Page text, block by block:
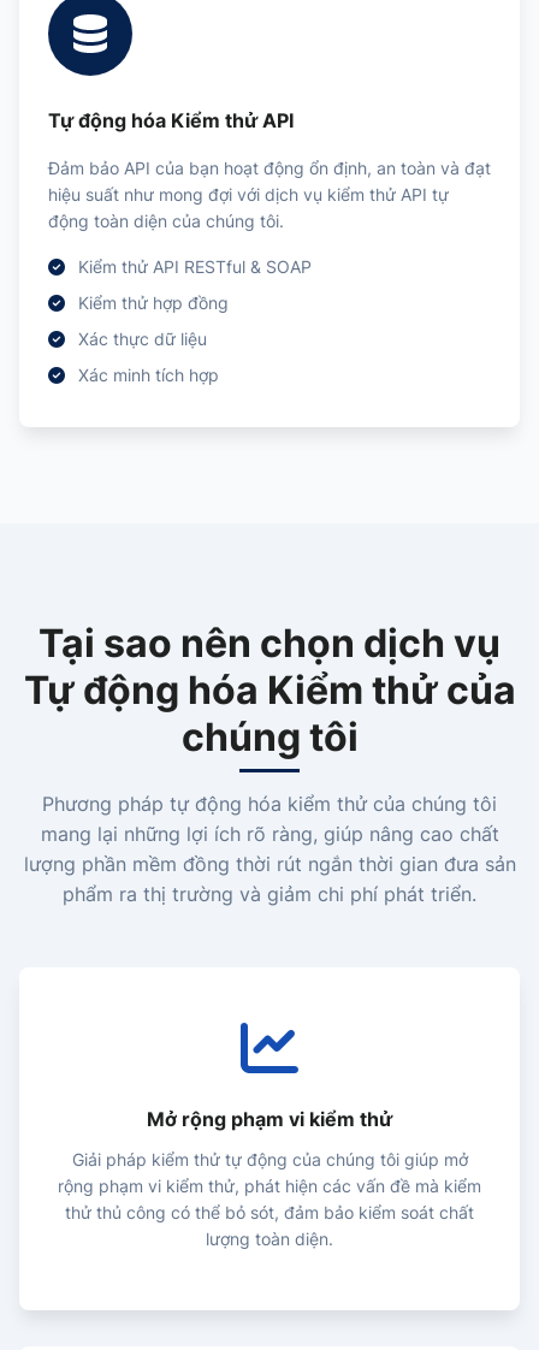
Tự động hóa Kiểm thử API
Đảm bảo API của bạn hoạt động ổn định, an toàn và đạt
hiệu suất như mong đợi với dịch vụ kiểm thử API tự
động toàn diện của chúng tôi.
Kiểm thử API RESTful & SOAP
Kiểm thử hợp đồng
Xác thực dữ liệu
Xác minh tích hợp
Tại sao nên chọn dịch vụ
Tự động hóa Kiểm thử của
chúng tôi
Phương pháp tự động hóa kiểm thử của chúng tôi
mang lại những lợi ích rõ ràng, giúp nâng cao chất
lượng phần mềm đồng thời rút ngắn thời gian đưa sản
phẩm ra thị trường và giảm chi phí phát triển.
Mở rộng phạm vi kiểm thử
Giải pháp kiểm thử tự động của chúng tôi giúp mở
rộng phạm vi kiểm thử, phát hiện các vấn đề mà kiểm
thử thủ công có thể bỏ sót, đảm bảo kiểm soát chất
lượng toàn diện.